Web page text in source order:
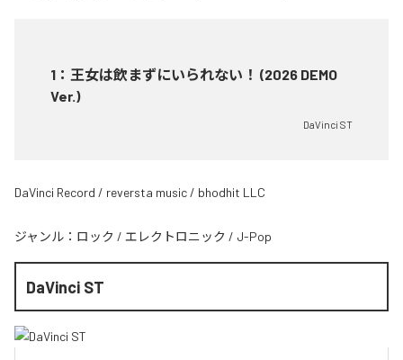
1 ： 王女は飲まずにいられない！ (2026 DEMO
Ver.)
DaVinci ST
DaVinci Record / reversta music / bhodhit LLC
ジャンル： ロック / エレクトロニック / J-Pop
DaVinci ST